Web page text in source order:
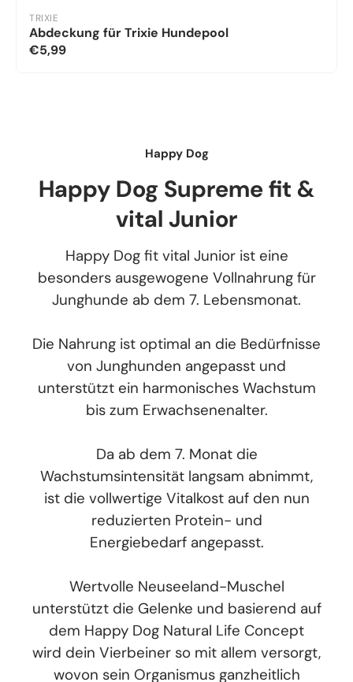
TRIXIE
Abdeckung für Trixie Hundepool
€5,99
Happy Dog
Happy Dog Supreme fit &
vital Junior
Happy Dog fit vital Junior ist eine
besonders ausgewogene Vollnahrung für
Junghunde ab dem 7. Lebensmonat.
Die Nahrung ist optimal an die Bedürfnisse
von Junghunden angepasst und
unterstützt ein harmonisches Wachstum
bis zum Erwachsenenalter.
Da ab dem 7. Monat die
Wachstumsintensität langsam abnimmt,
ist die vollwertige Vitalkost auf den nun
reduzierten Protein- und
Energiebedarf angepasst.
Wertvolle Neuseeland-Muschel
unterstützt die Gelenke und basierend auf
dem Happy Dog Natural Life Concept
wird dein Vierbeiner so mit allem versorgt,
wovon sein Organismus ganzheitlich